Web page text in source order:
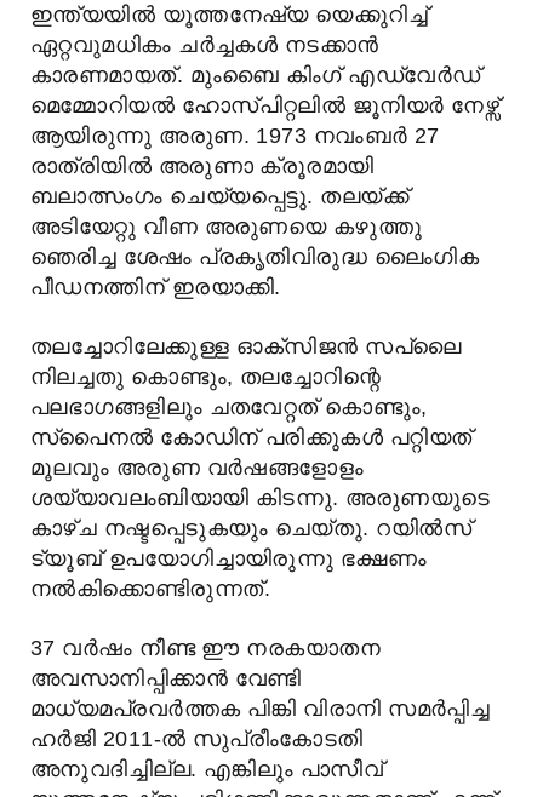
ഇന്ത്യയിൽ യൂത്തനേഷ്യ യെക്കുറിച്ച്
ഏറ്റവുമധികം ചർച്ചകൾ നടക്കാൻ
കാരണമായത്. മുംബൈ കിംഗ് എഡ്വേർഡ്
മെമ്മോറിയൽ ഹോസ്പിറ്റലിൽ ജൂനിയർ നേഴ്സ്
ആയിരുന്നു അരുണ. 1973 നവംബർ 27
രാത്രിയിൽ അരുണാ ക്രൂരമായി
ബലാത്സംഗം ചെയ്യപ്പെട്ടു. തലയ്ക്ക്
അടിയേറ്റു വീണ അരുണയെ കഴുത്തു
ഞെരിച്ച ശേഷം പ്രകൃതിവിരുദ്ധ ലൈംഗിക
പീഡനത്തിന് ഇരയാക്കി.
തലച്ചോറിലേക്കുള്ള ഓക്സിജൻ സപ്ലൈ
നിലച്ചതു കൊണ്ടും, തലച്ചോറിന്റെ
പലഭാഗങ്ങളിലും ചതവേറ്റത് കൊണ്ടും,
സ്പൈനൽ കോഡിന് പരിക്കുകൾ പറ്റിയത്
മൂലവും അരുണ വർഷങ്ങളോളം
ശയ്യാവലംബിയായി കിടന്നു. അരുണയുടെ
കാഴ്ച നഷ്ടപ്പെടുകയും ചെയ്തു. റയിൽസ്
ട്യൂബ് ഉപയോഗിച്ചായിരുന്നു ഭക്ഷണം
നൽകിക്കൊണ്ടിരുന്നത്.
37 വർഷം നീണ്ട ഈ നരകയാതന
അവസാനിപ്പിക്കാൻ വേണ്ടി
മാധ്യമപ്രവർത്തക പിങ്കി വിരാനി സമർപ്പിച്ച
ഹർജി 2011-ൽ സുപ്രീംകോടതി
അനുവദിച്ചില്ല. എങ്കിലും പാസീവ്